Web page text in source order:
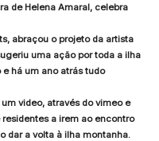
de Helena Amaral, celebra
abraçou o projeto da artista
uma ação por toda a ilha
há um ano atrás tudo
video, através do vimeo e
a irem ao encontro
dar a volta à ilha montanha.